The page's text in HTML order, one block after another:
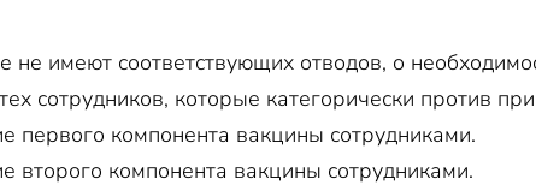
имеют соответствующих отводов, о
сотрудников, которые категорически против
первого компонента вакцины сотрудниками.
второго компонента вакцины сотрудниками.